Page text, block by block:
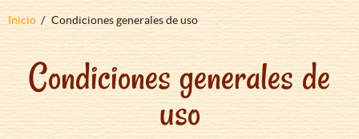
Sobrescribir
ayuda
Inicio Condiciones generales de uso
Condiciones generales de
uso